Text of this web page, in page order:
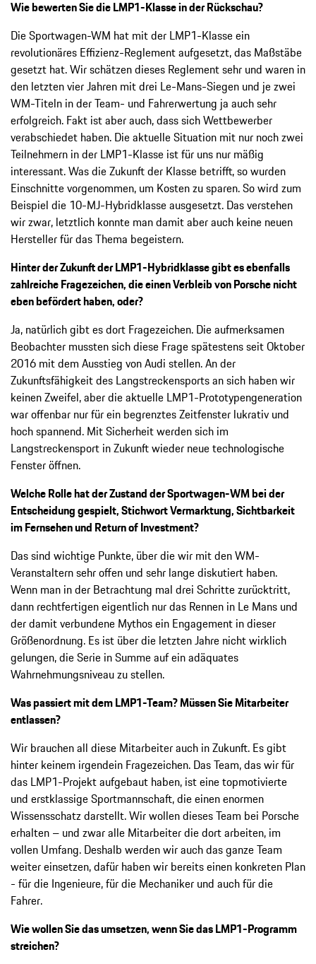
Wie bewerten Sie die LMP1-Klasse in der Rückschau?
Die Sportwagen-WM hat mit der LMP1-Klasse ein
revolutionäres Effizienz-Reglement aufgesetzt, das Maßstäbe
gesetzt hat. Wir schätzen dieses Reglement sehr und waren in
den letzten vier Jahren mit drei Le-Mans-Siegen und je zwei
WM-Titeln in der Team- und Fahrerwertung ja auch sehr
erfolgreich. Fakt ist aber auch, dass sich Wettbewerber
verabschiedet haben. Die aktuelle Situation mit nur noch zwei
Teilnehmern in der LMP1-Klasse ist für uns nur mäßig
interessant. Was die Zukunft der Klasse betrifft, so wurden
Einschnitte vorgenommen, um Kosten zu sparen. So wird zum
Beispiel die 10-MJ-Hybridklasse ausgesetzt. Das verstehen
wir zwar, letztlich konnte man damit aber auch keine neuen
Hersteller für das Thema begeistern.
Hinter der Zukunft der LMP1-Hybridklasse gibt es ebenfalls
zahlreiche Fragezeichen, die einen Verbleib von Porsche nicht
eben befördert haben, oder?
Ja, natürlich gibt es dort Fragezeichen. Die aufmerksamen
Beobachter mussten sich diese Frage spätestens seit Oktober
2016 mit dem Ausstieg von Audi stellen. An der
Zukunftsfähigkeit des Langstreckensports an sich haben wir
keinen Zweifel, aber die aktuelle LMP1-Prototypengeneration
war offenbar nur für ein begrenztes Zeitfenster lukrativ und
hoch spannend. Mit Sicherheit werden sich im
Langstreckensport in Zukunft wieder neue technologische
Fenster öffnen.
Welche Rolle hat der Zustand der Sportwagen-WM bei der
Entscheidung gespielt, Stichwort Vermarktung, Sichtbarkeit
im Fernsehen und Return of Investment?
Das sind wichtige Punkte, über die wir mit den WM-
Veranstaltern sehr offen und sehr lange diskutiert haben.
Wenn man in der Betrachtung mal drei Schritte zurücktritt,
dann rechtfertigen eigentlich nur das Rennen in Le Mans und
der damit verbundene Mythos ein Engagement in dieser
Größenordnung. Es ist über die letzten Jahre nicht wirklich
gelungen, die Serie in Summe auf ein adäquates
Wahrnehmungsniveau zu stellen.
Was passiert mit dem LMP1-Team? Müssen Sie Mitarbeiter
entlassen?
Wir brauchen all diese Mitarbeiter auch in Zukunft. Es gibt
hinter keinem irgendein Fragezeichen. Das Team, das wir für
das LMP1-Projekt aufgebaut haben, ist eine topmotivierte
und erstklassige Sportmannschaft, die einen enormen
Wissensschatz darstellt. Wir wollen dieses Team bei Porsche
erhalten – und zwar alle Mitarbeiter die dort arbeiten, im
vollen Umfang. Deshalb werden wir auch das ganze Team
weiter einsetzen, dafür haben wir bereits einen konkreten Plan
- für die Ingenieure, für die Mechaniker und auch für die
Fahrer.
Wie wollen Sie das umsetzen, wenn Sie das LMP1-Programm
streichen?